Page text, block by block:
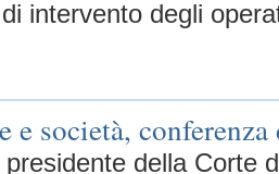
intervento degli
e società,
della Corte